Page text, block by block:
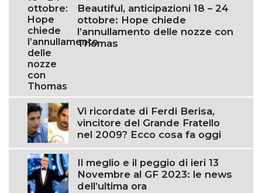
Beautiful, anticipazioni 18 – 24
ottobre: Hope chiede
l’annullamento delle nozze con
Thomas
Vi ricordate di Ferdi Berisa,
vincitore del Grande Fratello
nel 2009? Ecco cosa fa oggi
Il meglio e il peggio di ieri 13
Novembre al GF 2023: le news
dell’ultima ora